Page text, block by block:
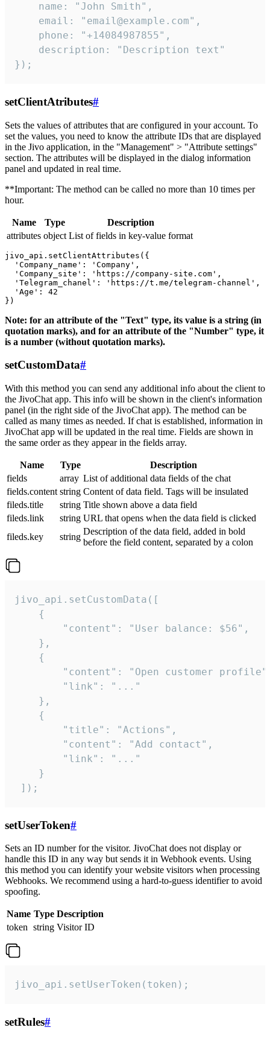
    name: "John Smith",
    email: "email@example.com",
    phone: "+14084987855",
    description: "Description text"
});
setClientAtributes#
Sets the values ​​of attributes that are configured in your account. To
set the values, you need to know the attribute IDs that are displayed
in the Jivo application, in the "Management" > "Attribute settings"
section. The attributes will be displayed in the dialog information
panel and updated in real time.
**Important: The method can be called no more than 10 times per
hour.
Name Type
Description
attributes object List of fields in key-value format
jivo_api.setClientAttributes({
  'Company_name': 'Company',
  'Company_site': 'https://company-site.com',
  'Telegram_chanel': 'https://t.me/telegram-channel',
  'Age': 42
Note: for an attribute of the "Text" type, its value is a string (in
quotation marks), and for an attribute of the "Number" type, it
is a number (without quotation marks).
setCustomData#
With this method you can send any additional info about the client to
the JivoChat app. This info will be shown in the client's information
panel (in the right side of the JivoChat app). The method can be
called as many times as needed. If chat is established, information in
JivoChat app will be updated in the real time. Fields are shown in
the same order as they appear in the fields array.
Name Type
Description
fields
array List of additional data fields of the chat
fields.content string Content of data field. Tags will be insulated
fileds.title
string Title shown above a data field
fileds.link
string URL that opens when the data field is clicked
fileds.key
string
Description of the data field, added in bold
before the field content, separated by a colon
jivo_api.setCustomData([
    {
        "content": "User balance: $56",
    },
    {
"content": "Open customer
        "link": "..."
    },
    {
        "title": "Actions",
        "content": "Add contact",
        "link": "..."
    }
]);
setUserToken#
Sets an ID number for the visitor. JivoChat does not display or
handle this ID in any way but sends it in Webhook events. Using
this method you can identify your website visitors when processing
Webhooks. We recommend using a hard-to-guess identifier to avoid
spoofing.
Name Type Description
token string Visitor ID
jivo_api.setUserToken(token);
setRules#